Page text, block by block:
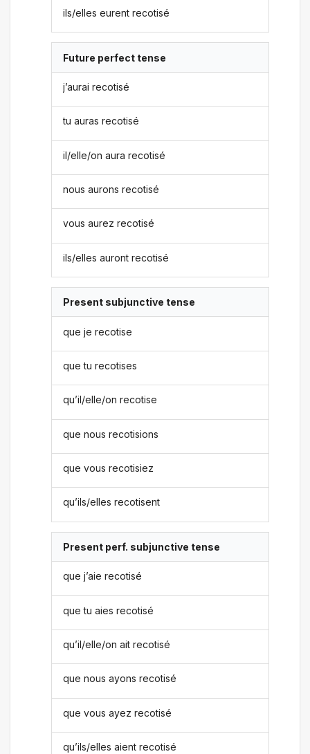
ils/elles eurent recotisé
Future perfect tense
j’aurai recotisé
tu auras recotisé
il/elle/on aura recotisé
nous aurons recotisé
vous aurez recotisé
ils/elles auront recotisé
Present subjunctive tense
que je recotise
que tu recotises
qu’il/elle/on recotise
que nous recotisions
que vous recotisiez
qu’ils/elles recotisent
Present perf. subjunctive tense
que j’aie recotisé
que tu aies recotisé
qu’il/elle/on ait recotisé
que nous ayons recotisé
que vous ayez recotisé
qu’ils/elles aient recotisé